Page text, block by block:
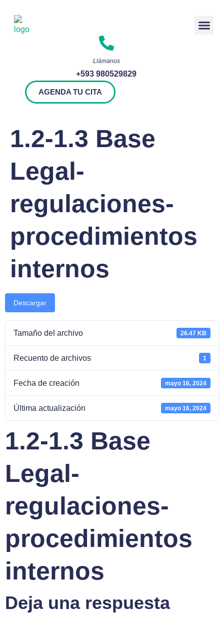
Llámanos
+593 980529829
AGENDA TU CITA
1.2-1.3 Base
Legal-
regulaciones-
procedimientos
internos
Descargar
Tamaño del archivo 26.47 KB
Recuento de archivos 1
Fecha de creación mayo 16, 2024
Última actualización mayo 16, 2024
1.2-1.3 Base
Legal-
regulaciones-
procedimientos
internos
Deja una respuesta